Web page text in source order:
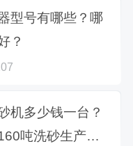
型号有哪些？哪
？
机多少钱一台？
吨洗砂生产线